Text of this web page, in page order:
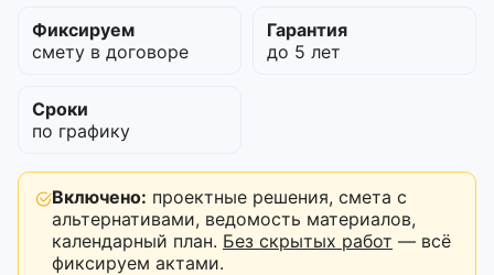
Фиксируем
смету в договоре
Гарантия
до 5 лет
Сроки
по графику
Включено: проектные решения, смета с
альтернативами, ведомость материалов,
календарный план. Без скрытых работ — всё
фиксируем актами.